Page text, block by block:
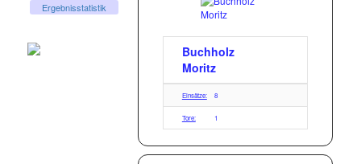
Ergebnisstatistik
Buchholz
Moritz
Einsätze: 8
Tore: 1